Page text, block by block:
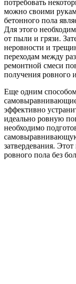
потребовать
можно своими
бетонного пола
Для этого
от пыли и грязи.
неровности и
переходам между
ремонтной смеси
получения ровного
Еще одним
эффективно
идеально ровную
необходимо
затвердевания.
ровного пола без